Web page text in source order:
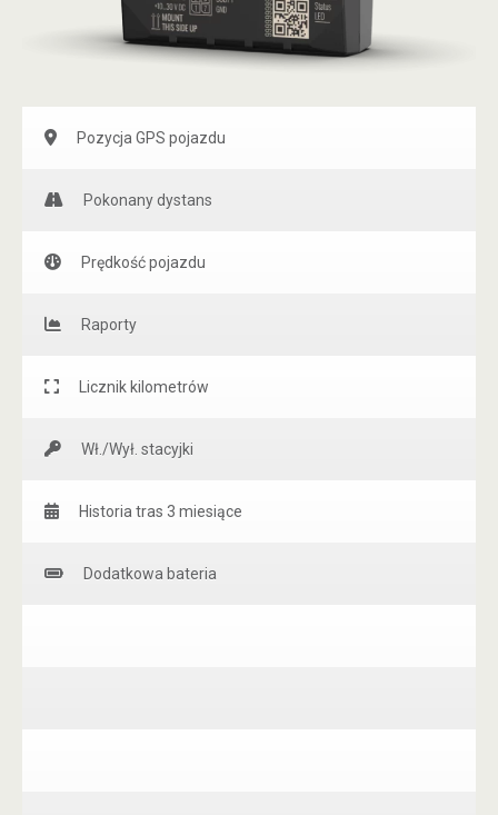
Pozycja GPS pojazdu
Pokonany dystans
Prędkość pojazdu
Raporty
Licznik kilometrów
Wł./Wył. stacyjki
Historia tras 3 miesiące
Dodatkowa bateria